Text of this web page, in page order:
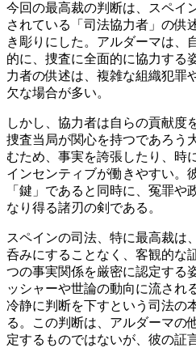
今回の最高裁の判断は、スペイ
されている「司法協力者」の供
き彫りにした。アルダーマは、
的に、捜査に全面的に協力する
力者の供述は、複雑な組織犯罪
欠な場合が多い。
しかし、協力者は自らの貢献度
捜査当局が関心を持つであろう
むため、事実を誇張したり、時
インセンティブが働きやすい。
「鍵」であると同時に、冤罪や
なり得る諸刃の剣である。
スペインの司法、特に最高裁は
呑みにすることなく、客観的な
つの事実関係を厳密に認定する
ッシャーや世論の動向に流され
冷静に判断を下すという司法の
る。この判断は、アルダーマの
定するものではないが、彼の証